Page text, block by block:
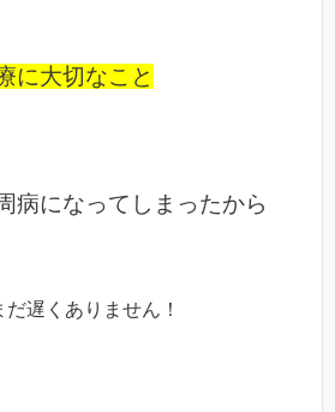
に大切なこと
病になってしまったから
遅くありません！